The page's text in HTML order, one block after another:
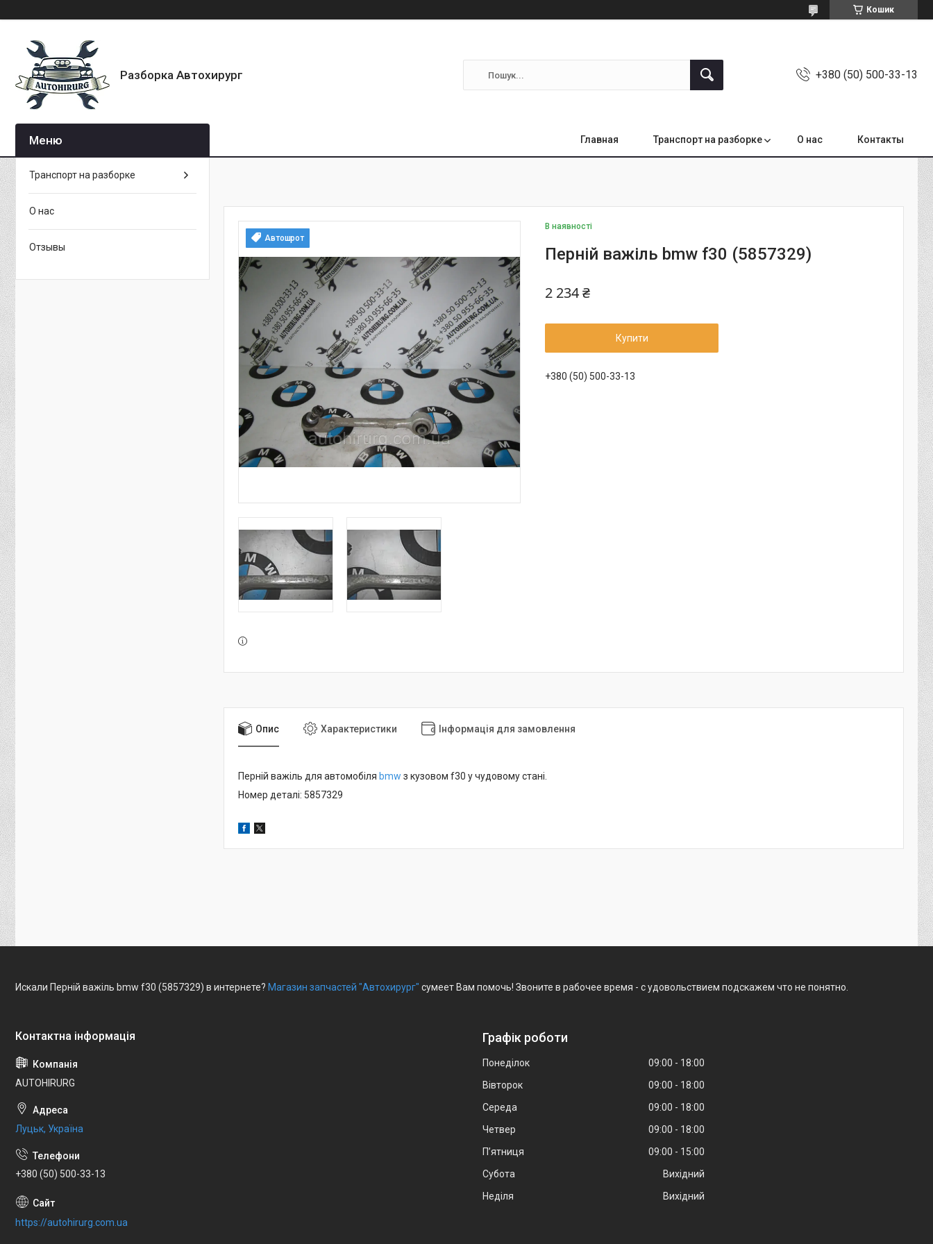
Кошик
Разборка Автохирург +380 (50) 500-33-13
Главная Транспорт на разборке О нас Контакты
Автошрот
В наявності
Перній важіль bmw f30 (5857329)
2 234 ₴
Купити
+380 (50) 500-33-13
Опис Характеристики Інформація для замовлення
Перній важіль для автомобіля bmw з кузовом f30 у чудовому стані.
Номер деталі: 5857329
Транспорт на разборке
О нас
Отзывы
Искали Перній важіль bmw f30 (5857329) в интернете? Магазин запчастей "Автохирург" сумеет Вам помочь! Звоните в рабочее время - с удовольствием подскажем что не понятно.
AUTOHIRURG
Луцьк, Україна
+380 (50) 500-33-13
https://autohirurg.com.ua
Графік роботи
Понеділок 09:00
18:00
Вівторок
09:00
18:00
Середа
09:00
18:00
Четвер
09:00
18:00
Пʼятниця
09:00
15:00
Субота
Вихідний
Неділя
Вихідний